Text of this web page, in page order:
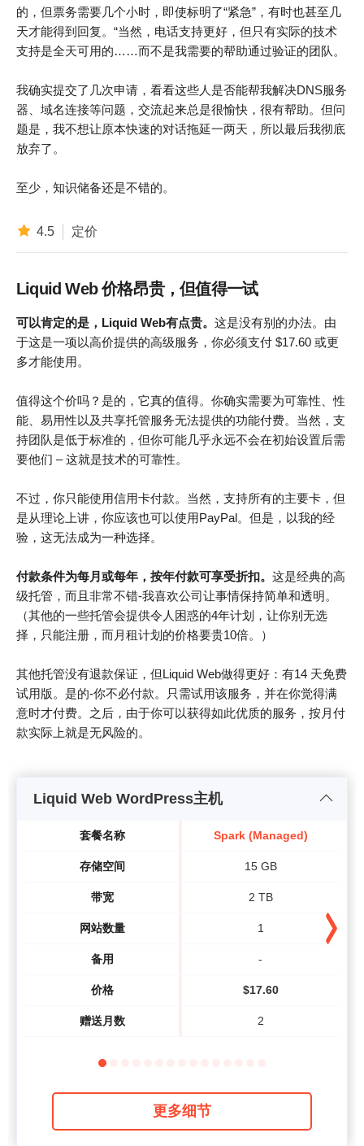
的，但票务需要几个小时，即使标明了“紧急”，有时也甚至几
天才能得到回复。“当然，电话支持更好，但只有实际的技术
支持是全天可用的……而不是我需要的帮助通过验证的团队。
我确实提交了几次申请，看看这些人是否能帮我解决DNS服务
器、域名连接等问题，交流起来总是很愉快，很有帮助。但问
题是，我不想让原本快速的对话拖延一两天，所以最后我彻底
放弃了。
至少，知识储备还是不错的。
4.5 定价
Liquid Web 价格昂贵，但值得一试
可以肯定的是，Liquid Web有点贵。 这是没有别的办法。由
于这是一项以高价提供的高级服务，你必须支付 $17.60 或更
多才能使用。
值得这个价吗？是的，它真的值得。你确实需要为可靠性、性
能、易用性以及共享托管服务无法提供的功能付费。当然，支
持团队是低于标准的，但你可能几乎永远不会在初始设置后需
要他们 – 这就是技术的可靠性。
不过，你只能使用信用卡付款。当然，支持所有的主要卡，但
是从理论上讲，你应该也可以使用PayPal。但是，以我的经
验，这无法成为一种选择。
付款条件为每月或每年，按年付款可享受折扣。 这是经典的高
级托管，而且非常不错-我喜欢公司让事情保持简单和透明。
（其他的一些托管会提供令人困惑的4年计划，让你别无选
择，只能注册，而月租计划的价格要贵10倍。）
其他托管没有退款保证，但Liquid Web做得更好：有14 天免费
试用版。是的-你不必付款。只需试用该服务，并在你觉得满
意时才付费。之后，由于你可以获得如此优质的服务，按月付
款实际上就是无风险的。
Liquid Web WordPress主机
套餐名称
存储空间
带宽
网站数量
备用
价格
赠送月数
Spark (Managed)
15 GB
2 TB
1
-
$17.60
2
更多细节